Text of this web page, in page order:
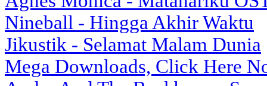
Nineball - Hingga Akhir Waktu
Jikustik - Selamat Malam Dunia
Mega Downloads, Click Here